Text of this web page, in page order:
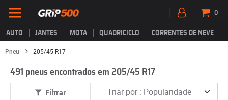
AUTO JANTES MOTA QUADRICICLO CORRENTES DE NEVE
0
Pneu 205/45 R17
491 pneus encontrados em 205/45 R17
Filtrar